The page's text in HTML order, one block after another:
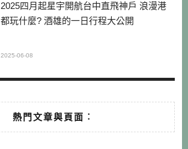
2025四月起星宇開航台中直飛神戶 浪漫港
都玩什麼? 酒雄的一日行程大公開
2025-06-08
熱門文章與頁面︰